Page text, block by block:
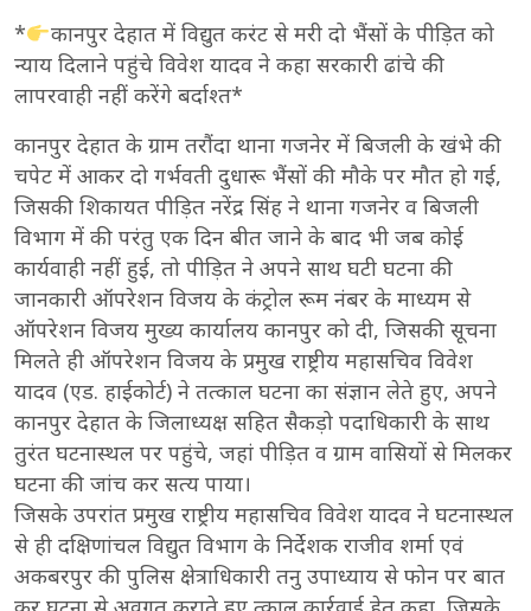
*
कानपुर देहात में विद्युत करंट से मरी दो भैंसों के पीड़ित को
न्याय दिलाने पहुंचे विवेश यादव ने कहा सरकारी ढांचे की
लापरवाही नहीं करेंगे बर्दाश्त*
कानपुर देहात के ग्राम तरौंदा थाना गजनेर में बिजली के खंभे की
चपेट में आकर दो गर्भवती दुधारू भैंसों की मौके पर मौत हो गई,
जिसकी शिकायत पीड़ित नरेंद्र सिंह ने थाना गजनेर व बिजली
विभाग में की परंतु एक दिन बीत जाने के बाद भी जब कोई
कार्यवाही नहीं हुई, तो पीड़ित ने अपने साथ घटी घटना की
जानकारी ऑपरेशन विजय के कंट्रोल रूम नंबर के माध्यम से
ऑपरेशन विजय मुख्य कार्यालय कानपुर को दी, जिसकी सूचना
मिलते ही ऑपरेशन विजय के प्रमुख राष्ट्रीय महासचिव विवेश
यादव (एड. हाईकोर्ट) ने तत्काल घटना का संज्ञान लेते हुए, अपने
कानपुर देहात के जिलाध्यक्ष सहित सैकड़ो पदाधिकारी के साथ
तुरंत घटनास्थल पर पहुंचे, जहां पीड़ित व ग्राम वासियों से मिलकर
घटना की जांच कर सत्य पाया।
जिसके उपरांत प्रमुख राष्ट्रीय महासचिव विवेश यादव ने घटनास्थल
से ही दक्षिणांचल विद्युत विभाग के निर्देशक राजीव शर्मा एवं
अकबरपुर की पुलिस क्षेत्राधिकारी तनु उपाध्याय से फोन पर बात